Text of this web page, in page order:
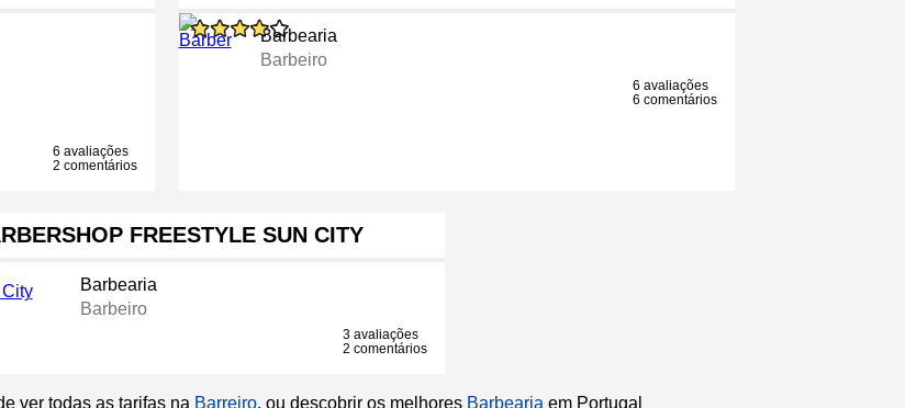
6 avaliações
2 comentários
Barbearia
Barbeiro
6 avaliações
6 comentários
FREESTYLE SUN CITY
Barbearia
Barbeiro
3 avaliações
2 comentários
ver todas as tarifas na Barreiro, ou descobrir os melhores Barbearia em Portugal